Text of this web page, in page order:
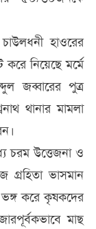
হাওরের
নিয়েছে মর্মে
জব্বারের পুত্র
থানার মামলা
চরম উত্তেজনা ও
গ্রহিতা ভাসমান
করে কৃষকদের
মাছ